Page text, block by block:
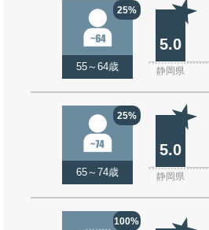
25%
55～64歳
5.0
静岡県
25%
65～74歳
5.0
静岡県
100%